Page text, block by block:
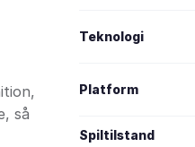
så
Teknologi
Platform
Spiltilstand